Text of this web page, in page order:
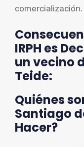
comercialización.
IRPH es
un vecino
Teide:
Quiénes
Santiago
Hacer?